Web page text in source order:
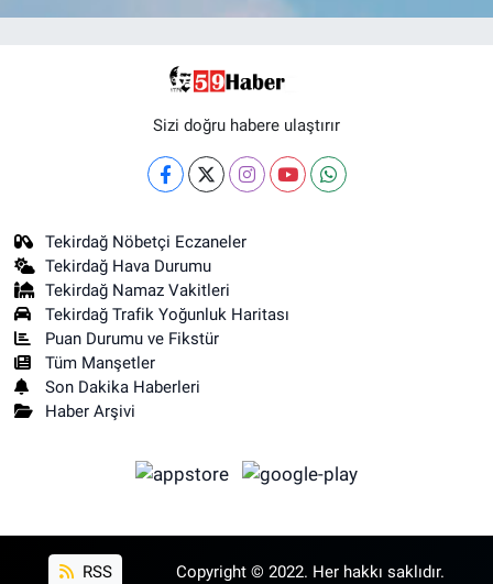
Sizi doğru habere ulaştırır
Tekirdağ Nöbetçi Eczaneler
Tekirdağ Hava Durumu
Tekirdağ Namaz Vakitleri
Tekirdağ Trafik Yoğunluk Haritası
Puan Durumu ve Fikstür
Tüm Manşetler
Son Dakika Haberleri
Haber Arşivi
RSS Copyright © 2022. Her hakkı saklıdır.